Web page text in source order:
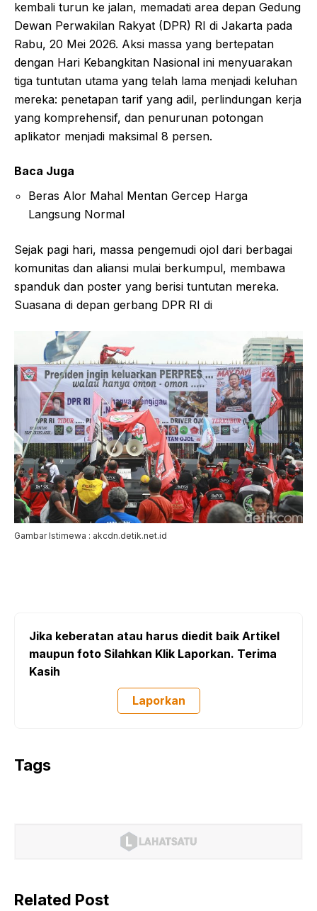
kembali turun ke jalan, memadati area depan Gedung
Dewan Perwakilan Rakyat (DPR) RI di Jakarta pada
Rabu, 20 Mei 2026. Aksi massa yang bertepatan
dengan Hari Kebangkitan Nasional ini menyuarakan
tiga tuntutan utama yang telah lama menjadi keluhan
mereka: penetapan tarif yang adil, perlindungan kerja
yang komprehensif, dan penurunan potongan
aplikator menjadi maksimal 8 persen.
Baca Juga
Beras Alor Mahal Mentan Gercep Harga
Langsung Normal
Sejak pagi hari, massa pengemudi ojol dari berbagai
komunitas dan aliansi mulai berkumpul, membawa
spanduk dan poster yang berisi tuntutan mereka.
Suasana di depan gerbang DPR RI di
Gambar Istimewa : akcdn.detik.net.id
Jika keberatan atau harus diedit baik Artikel
maupun foto Silahkan Klik Laporkan. Terima
Kasih
Laporkan
Tags
Related Post